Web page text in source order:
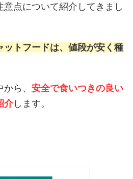
意点について紹介してきまし
ットフードは、値段が安く種
ら、 安全で食いつきの良い
介します。